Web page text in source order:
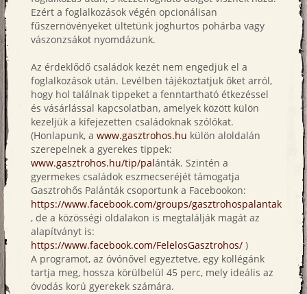
Ezért a foglalkozások végén opcionálisan
fűszernövényeket ültetünk joghurtos pohárba vagy
vászonzsákot nyomdázunk.
Az érdeklődő családok kezét nem engedjük el a
foglalkozások után. Levélben tájékoztatjuk őket arról,
hogy hol találnak tippeket a fenntartható étkezéssel
és vásárlással kapcsolatban, amelyek között külön
kezeljük a kifejezetten családoknak szólókat.
(Honlapunk, a www.gasztrohos.hu külön aloldalán
szerepelnek a gyerekes tippek:
www.gasztrohos.hu/tip/palánták. Szintén a
gyermekes családok eszmecseréjét támogatja
Gasztrohős Palánták csoportunk a Facebookon:
https://www.facebook.com/groups/gasztrohospalantak
, de a közösségi oldalakon is megtalálják magát az
alapítványt is:
https://www.facebook.com/FelelosGasztrohos/ )
A programot, az óvónővel egyeztetve, egy kollégánk
tartja meg, hossza körülbelül 45 perc, mely ideális az
óvodás korú gyerekek számára.